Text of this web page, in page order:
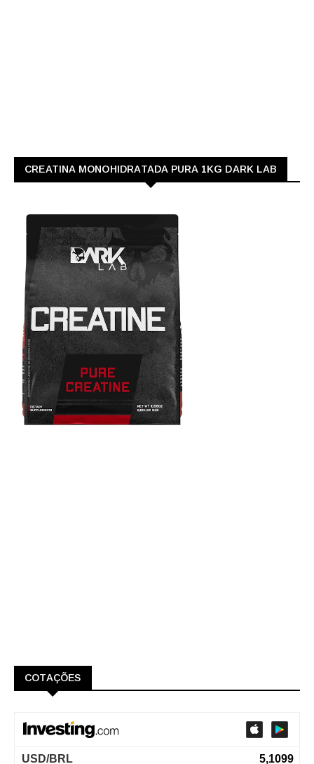
CREATINA MONOHIDRATADA PURA 1KG DARK LAB
COTAÇÕES